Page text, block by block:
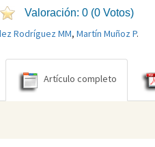
Valoración: 0 (0 Votos)
Rodríguez MM, Martín Muñoz P.
Artículo completo